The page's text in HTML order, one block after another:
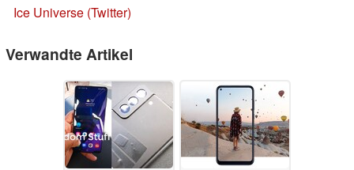
Ice Universe (Twitter)
Verwandte Artikel